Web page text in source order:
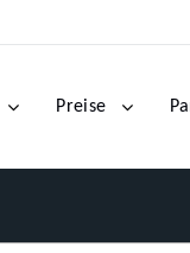
Preise